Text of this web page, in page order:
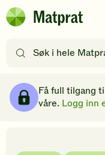
Hopp til hovedinnhold
Matprat
etter
filtre
Få full tilgang
våre. Logg inn